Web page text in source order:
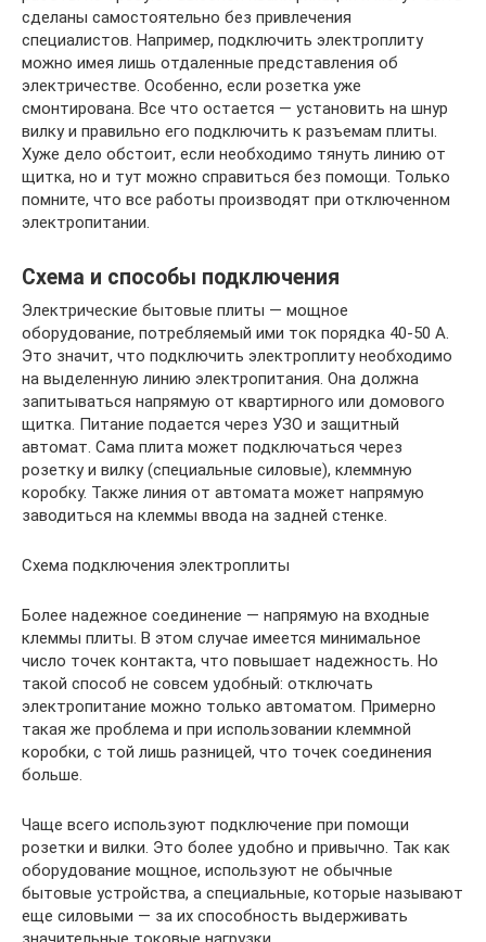
сделаны самостоятельно без привлечения
специалистов. Например, подключить электроплиту
можно имея лишь отдаленные представления об
электричестве. Особенно, если розетка уже
смонтирована. Все что остается — установить на шнур
вилку и правильно его подключить к разъемам плиты.
Хуже дело обстоит, если необходимо тянуть линию от
щитка, но и тут можно справиться без помощи. Только
помните, что все работы производят при отключенном
электропитании.
Схема и способы подключения
Электрические бытовые плиты — мощное
оборудование, потребляемый ими ток порядка 40-50 А.
Это значит, что подключить электроплиту необходимо
на выделенную линию электропитания. Она должна
запитываться напрямую от квартирного или домового
щитка. Питание подается через УЗО и защитный
автомат. Сама плита может подключаться через
розетку и вилку (специальные силовые), клеммную
коробку. Также линия от автомата может напрямую
заводиться на клеммы ввода на задней стенке.
Схема подключения электроплиты
Более надежное соединение — напрямую на входные
клеммы плиты. В этом случае имеется минимальное
число точек контакта, что повышает надежность. Но
такой способ не совсем удобный: отключать
электропитание можно только автоматом. Примерно
такая же проблема и при использовании клеммной
коробки, с той лишь разницей, что точек соединения
больше.
Чаще всего используют подключение при помощи
розетки и вилки. Это более удобно и привычно. Так как
оборудование мощное, используют не обычные
бытовые устройства, а специальные, которые называют
еще силовыми — за их способность выдерживать